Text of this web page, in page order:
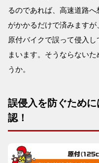
るのであれば、高速道路
がかかるだけで済みますが
原付バイクで誤って侵入
まいます。そうならない
うか。
誤侵入を防ぐため
認！